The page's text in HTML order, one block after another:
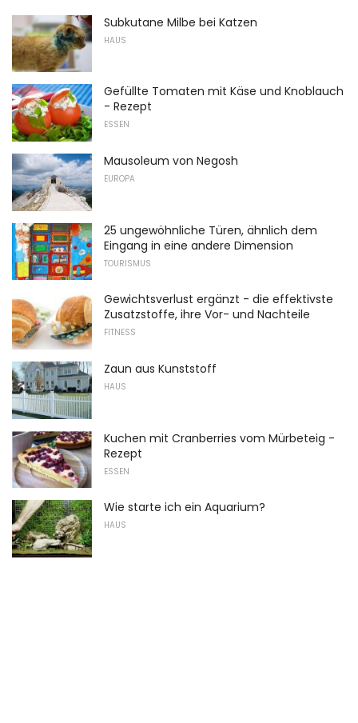
Subkutane Milbe bei Katzen
HAUS
Gefüllte Tomaten mit Käse und Knoblauch
- Rezept
ESSEN
Mausoleum von Negosh
EUROPA
25 ungewöhnliche Türen, ähnlich dem
Eingang in eine andere Dimension
TOURISMUS
Gewichtsverlust ergänzt - die effektivste
Zusatzstoffe, ihre Vor- und Nachteile
FITNESS
Zaun aus Kunststoff
HAUS
Kuchen mit Cranberries vom Mürbeteig -
Rezept
ESSEN
Wie starte ich ein Aquarium?
HAUS